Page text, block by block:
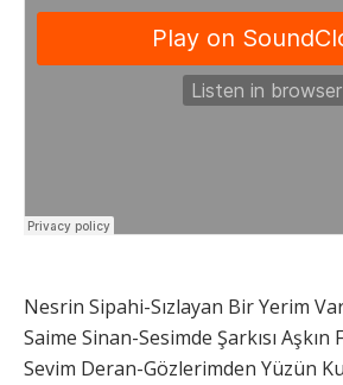
Nesrin Sipahi-Sızlayan Bir Yerim
Saime Sinan-Sesimde Şarkısı
Sevim Deran-Gözlerimden Yüzün